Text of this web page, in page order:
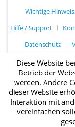
Wichtige
Hilfe / Support
Datenschutz
Diese Website
Betrieb der
werden. Andere
dieser Website
Interaktion mit
vereinfachen